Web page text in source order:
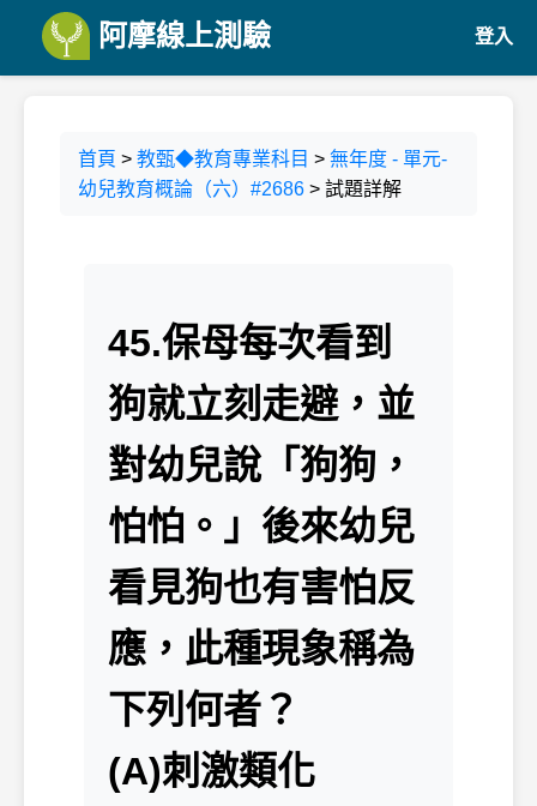
阿摩線上測驗 登入
首頁 > 教甄◆教育專業科目 > 無年度 - 單元-
幼兒教育概論（六）#2686 > 試題詳解
45.保母每次看到
狗就立刻走避，並
對幼兒說「狗狗，
怕怕。」後來幼兒
看見狗也有害怕反
應，此種現象稱為
下列何者？
(A)刺激類化